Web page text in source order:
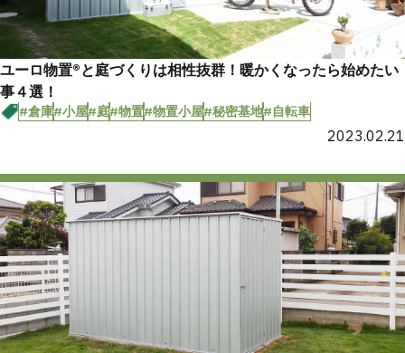
ユーロ物置®と庭づくりは相性抜群！暖かくなったら始めたい
事４選！
#倉庫#小屋#庭#物置#物置小屋#秘密基地#自転車
2023.02.21